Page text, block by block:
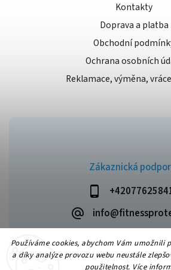
Používáme cookies, abychom Vám umožnili
a díky analýze provozu webu neustále
použitelnost. Více
Zákaznická
Kontakty
Doprava a platba
Obchodní
Ochrana osobních
Reklamace, výměna,